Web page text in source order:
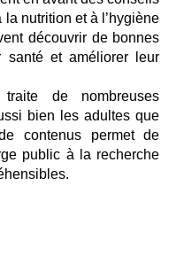
nutrition et à l’hygiène
découvrir de bonnes
santé et améliorer leur
de nombreuses
bien les adultes que
contenus permet de
public à la recherche